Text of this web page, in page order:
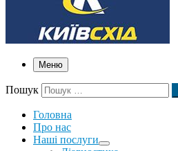
Меню
Пошук
Головна
Про нас
Наші послуги